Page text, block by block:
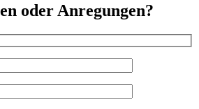
oder Anregungen?